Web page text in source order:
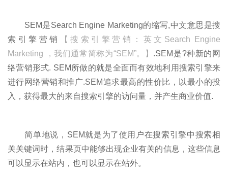
SEM是Search Engine Marketing的缩写,中文意思是搜
索引擎营销
【搜索引擎营销：英文Search Engine
Marketing ，我们通常简称为“SEM”。】 .SEM是?种新的网
络营销形式. SEM所做的就是全面而有效地利用搜索引擎来
进行网络营销和推广.SEM追求最高的性价比，以最小的投
入，获得最大的来自搜索引擎的访问量，并产生商业价值.
简单地说，SEM就是为了使用户在搜索引擎中搜索相
关关键词时，结果页中能够出现企业有关的信息，这些信息
可以显示在站内，也可以显示在站外。